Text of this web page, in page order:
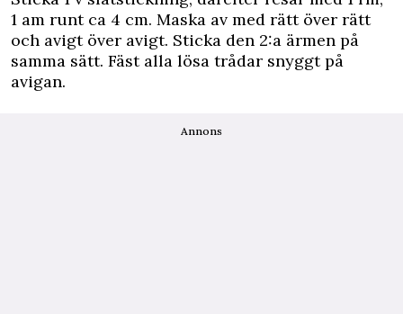
1 am runt ca 4 cm. Maska av med rätt över rätt
och avigt över avigt. Sticka den 2:a ärmen på
samma sätt. Fäst alla lösa trådar snyggt på
avigan.
Annons